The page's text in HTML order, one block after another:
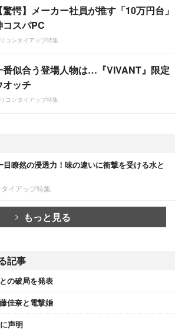
【驚愕】メーカー社員が推す「10万円台」
コスパPC
コンタイアップ特集
番似合う登場人物は…『VIVANT』限定
オッチ
コンタイアップ特集
目瞭然の浸透力！味の違いに衝撃を受ける水と
イアップ特集
もっと見る
記事
の破局を発表
佳奈と電撃婚
声明